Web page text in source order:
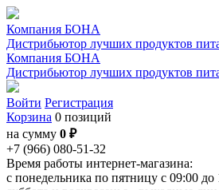
Компания БОНА
Дистрибьютор лучших продуктов
Компания БОНА
Дистрибьютор лучших продуктов
Войти Регистрация
Корзина 0 позиций
на сумму 0 ₽
+7 (966) 080-51-32
Время работы интернет-магазина:
с понедельника по пятницу с 09:00 до